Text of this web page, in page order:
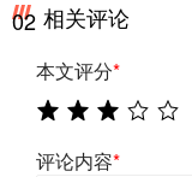
02 相关评论
本文评分*
评论内容*